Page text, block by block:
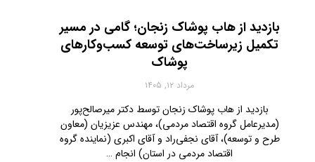
بازدید از هاب پوشاک زنجان؛ گامی در مسیر
تکمیل زیرساخت‌های توسعه کسب‌وکارهای
پوشاک
مرداد ۱۲, ۱۴۰۵
بازدید از هاب پوشاک زنجان توسط دکتر میرصالح‌پور
(مدیرعامل گروه اقتصاد مردمی)، مهندس عزیزیان (معاون
طرح و توسعه)، آقای نجفی‌راد و آقای اکبری (نماینده گروه
اقتصاد مردمی در استان) انجام …